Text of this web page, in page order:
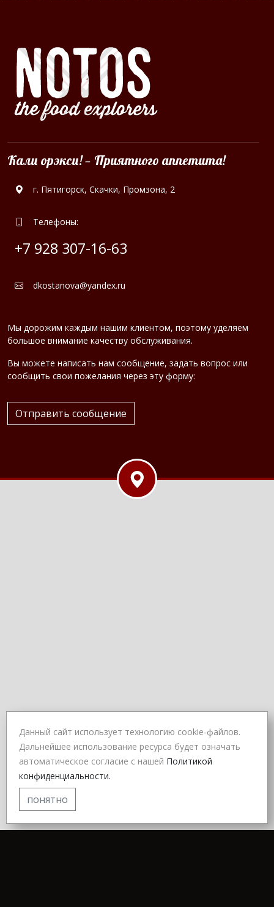
Кали орэкси! — Приятного аппетита!
г. Пятигорск, Скачки, Промзона, 2
Телефоны:
+7 928 307-16-63
dkostanova@yandex.ru
Мы дорожим каждым нашим клиентом, поэтому уделяем
большое внимание качеству обслуживания.
Вы можете написать нам сообщение, задать вопрос или
сообщить свои пожелания через эту форму:
Отправить сообщение
Данный сайт использует технологию cookie-файлов.
Дальнейшее использование ресурса будет означать
автоматическое согласие с нашей Политикой
конфиденциальности.
понятно